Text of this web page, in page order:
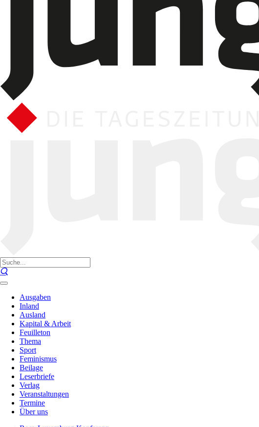
Ausgaben
Inland
Ausland
Kapital & Arbeit
Feuilleton
Thema
Sport
Feminismus
Beilage
Leserbriefe
Verlag
Veranstaltungen
Termine
Über uns